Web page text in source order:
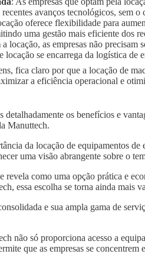
avanços tecnológicos, sem
oferece flexibilidade para
uma gestão mais eficiente dos
a locação, as empresas não
locação se encarrega da logística de
fica claro por que a locação de
a eficiência operacional e
os benefícios e
Manuttech.
da locação de equipamentos
uma visão abrangente sobre o
revela como uma opção prática e
essa escolha se torna ainda mais
e sua ampla gama de
não só proporciona acesso a
que as empresas se